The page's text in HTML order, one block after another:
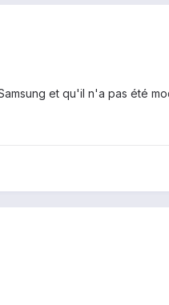
et qu'il n'a pas été